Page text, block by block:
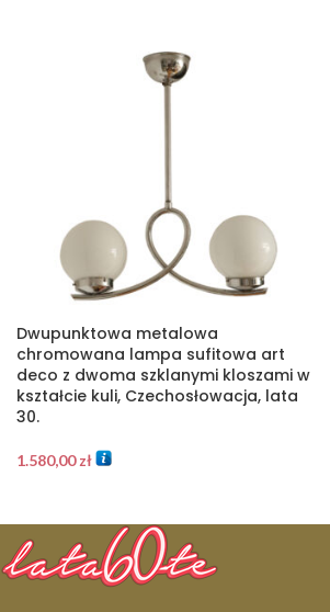
Dwupunktowa metalowa
chromowana lampa sufitowa art
deco z dwoma szklanymi kloszami w
kształcie kuli, Czechosłowacja, lata
30.
1.580,00zł